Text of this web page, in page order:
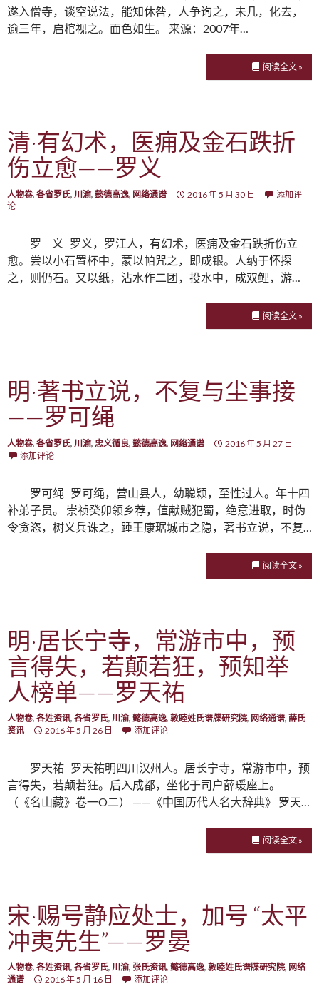
遂入僧寺，谈空说法，能知休咎，人争询之，未几，化去，
逾三年，启棺视之。面色如生。 来源：2007年…
阅读全文 »
清·有幻术，医痈及金石跌折
伤立愈——罗义
人物卷, 各省罗氏, 川渝, 懿德高逸, 网络通谱 2016 年 5 月 30 日
添加评
论
罗 义 罗义，罗江人，有幻术，医痈及金石跌折伤立
愈。尝以小石置杯中，蒙以帕咒之，即成银。人纳于怀探
之，则仍石。又以纸，沾水作二团，投水中，成双鲤，游…
阅读全文 »
明·著书立说，不复与尘事接
——罗可绳
人物卷, 各省罗氏, 川渝, 忠义循良, 懿德高逸, 网络通谱
2016 年 5 月 27 日
添加评论
罗可绳 罗可绳，营山县人，幼聪颖，至性过人。年十四
补弟子员。 崇祯癸卯领乡荐，值献贼犯蜀，绝意进取，时伪
令贪恣，树义兵诛之，踵王康琚城市之隐，著书立说，不复…
阅读全文 »
明·居长宁寺，常游市中，预
言得失，若颠若狂，预知举
人榜单——罗天祐
人物卷, 各姓资讯, 各省罗氏, 川渝, 懿德高逸, 敦睦姓氏谱牒研究院, 网络通谱, 薛氏
资讯
2016 年 5 月 26 日 添加评论
罗天祐 罗天祐明四川汉州人。居长宁寺，常游市中，预
言得失，若颠若狂。后入成都，坐化于司户薛瑗座上。
（《名山藏》卷一O二） ——《中国历代人名大辞典》 罗天…
阅读全文 »
宋·赐号静应处士，加号 “太平
冲夷先生”——罗晏
人物卷, 各姓资讯, 各省罗氏, 川渝, 张氏资讯, 懿德高逸, 敦睦姓氏谱牒研究院, 网络
通谱
2016 年 5 月 16 日 添加评论